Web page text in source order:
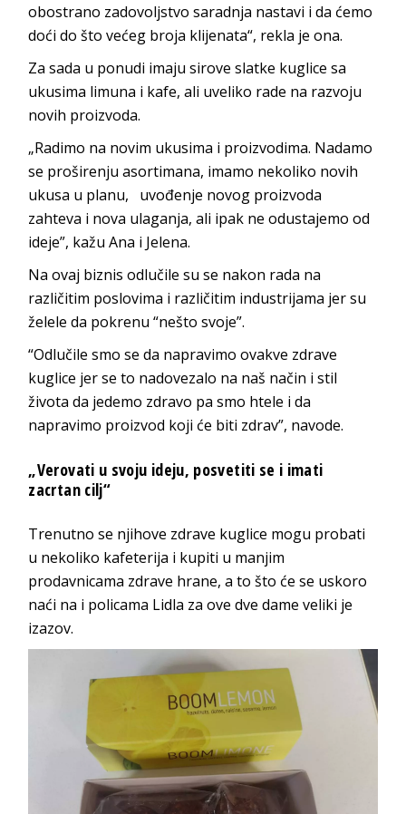
obostrano zadovoljstvo saradnja nastavi i da ćemo
doći do što većeg broja klijenata“, rekla je ona.
Za sada u ponudi imaju sirove slatke kuglice sa
ukusima limuna i kafe, ali uveliko rade na razvoju
novih proizvoda.
„Radimo na novim ukusima i proizvodima. Nadamo
se proširenju asortimana, imamo nekoliko novih
ukusa u planu, uvođenje novog proizvoda
zahteva i nova ulaganja, ali ipak ne odustajemo od
ideje”, kažu Ana i Jelena.
Na ovaj biznis odlučile su se nakon rada na
različitim poslovima i različitim industrijama jer su
želele da pokrenu “nešto svoje”.
“Odlučile smo se da napravimo ovakve zdrave
kuglice jer se to nadovezalo na naš način i stil
života da jedemo zdravo pa smo htele i da
napravimo proizvod koji će biti zdrav”, navode.
„Verovati u svoju ideju, posvetiti se i imati
zacrtan cilj“
Trenutno se njihove zdrave kuglice mogu probati
u nekoliko kafeterija i kupiti u manjim
prodavnicama zdrave hrane, a to što će se uskoro
naći na i policama Lidla za ove dve dame veliki je
izazov.